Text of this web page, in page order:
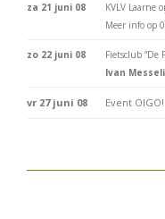
za 21 juni 08
KVLV Laarne
Meer info op
zo 22 juni 08
Fietsclub
Ivan
vr 27 juni 08 Event OIGO!